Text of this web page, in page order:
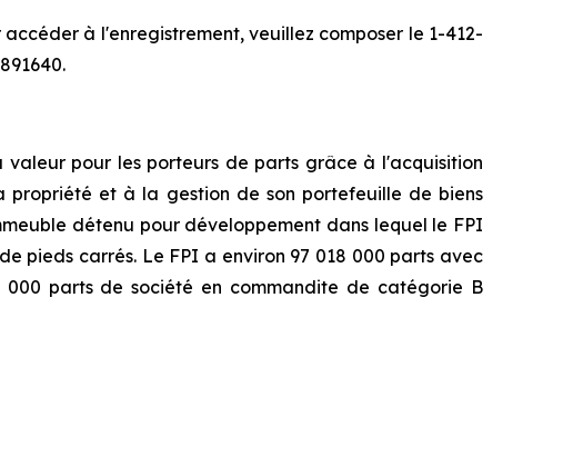
à l'enregistrement, veuillez composer le 1-412-
pour les porteurs de parts grâce à l'acquisition
propriété et à la gestion de son portefeuille de biens
détenu pour développement dans lequel le FPI
pieds carrés. Le FPI a environ 97 018 000 parts avec
parts de société en commandite de catégorie B